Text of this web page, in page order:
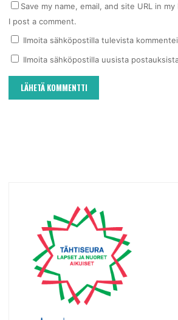
Save my name, email, and site URL in
I post a comment.
Ilmoita sähköpostilla tulevista
Ilmoita sähköpostilla uusista